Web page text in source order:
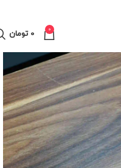
0
0 تومان